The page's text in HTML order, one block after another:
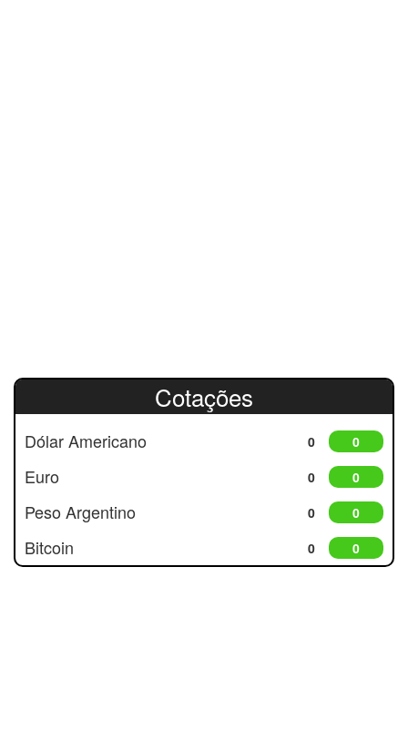
Cotações
Dólar Americano 0 0
Euro 0 0
Peso Argentino 0 0
Bitcoin 0 0